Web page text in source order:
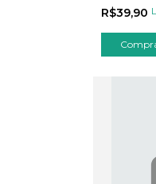
R$39,90